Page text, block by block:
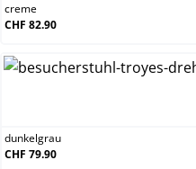
creme
CHF 82.90
dunkelgrau
CHF 79.90